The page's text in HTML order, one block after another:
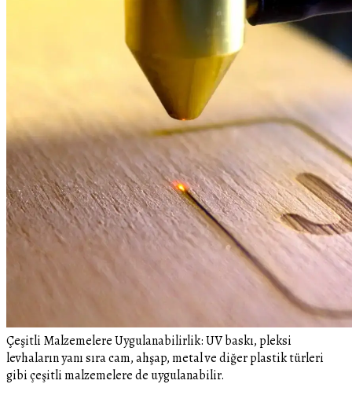
Çeşitli Malzemelere Uygulanabilirlik: UV baskı, pleksi
levhaların yanı sıra cam, ahşap, metal ve diğer plastik türleri
gibi çeşitli malzemelere de uygulanabilir.